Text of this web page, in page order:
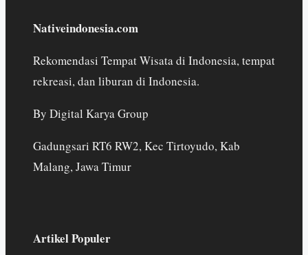
Nativeindonesia.com
Rekomendasi Tempat Wisata di Indonesia, tempat
rekreasi, dan liburan di Indonesia.
By Digital Karya Group
Gadungsari RT6 RW2, Kec Tirtoyudo, Kab
Malang, Jawa Timur
Artikel Populer